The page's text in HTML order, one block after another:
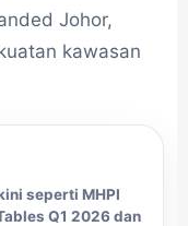
Johor,
kawasan
seperti MHPI
Q1 2026 dan